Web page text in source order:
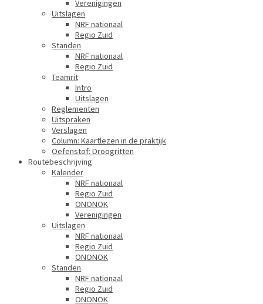
Verenigingen
Uitslagen
NRF nationaal
Regio Zuid
Standen
NRF nationaal
Regio Zuid
Teamrit
Intro
Uitslagen
Reglementen
Uitspraken
Verslagen
Column: Kaartlezen in de praktijk
Oefenstof: Droogritten
Routebeschrijving
Kalender
NRF nationaal
Regio Zuid
ONONOK
Verenigingen
Uitslagen
NRF nationaal
Regio Zuid
ONONOK
Standen
NRF nationaal
Regio Zuid
ONONOK